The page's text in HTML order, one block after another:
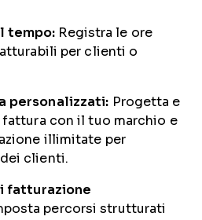
tempo: Registra le ore
per clienti o
personalizzati: Progetta e
con il tuo marchio e
illimitate per
clienti.
fatturazione
percorsi strutturati